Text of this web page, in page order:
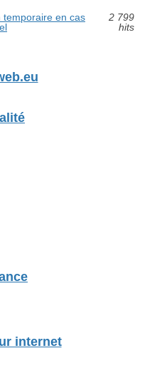
temporaire en cas
2 799
hits
internet